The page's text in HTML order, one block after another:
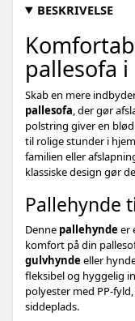
BESKRIVELSE
pallesofa
Skab en mere
pallesofa, der gør
polstring giver en
til rolige stunder i
familien eller
klassiske design gør
Pallehynde
Denne pallehyndeer
komfort på din
gulvhyndeeller
fleksibel og hyggelig
polyester med PP-
siddeplads.